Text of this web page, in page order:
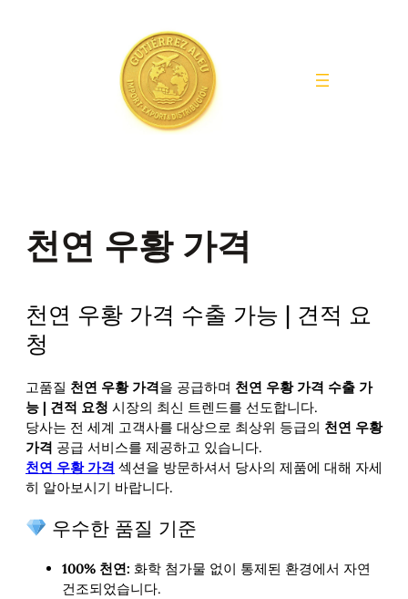
천연 우황 가격
천연 우황 가격 수출 가능 | 견적 요
청
고품질 천연 우황 가격을 공급하며 천연 우황 가격 수출 가
능 | 견적 요청 시장의 최신 트렌드를 선도합니다.
당사는 전 세계 고객사를 대상으로 최상위 등급의 천연 우황
가격 공급 서비스를 제공하고 있습니다.
천연 우황 가격 섹션을 방문하셔서 당사의 제품에 대해 자세
히 알아보시기 바랍니다.
우수한 품질 기준
100% 천연: 화학 첨가물 없이 통제된 환경에서 자연
건조되었습니다.